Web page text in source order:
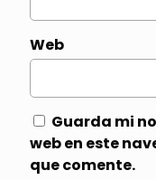
Web
Guarda mi
web en este
que comente.